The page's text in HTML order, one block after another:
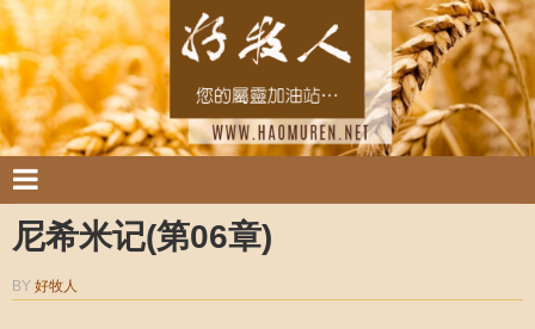
尼希米记(第06章)
BY 好牧人